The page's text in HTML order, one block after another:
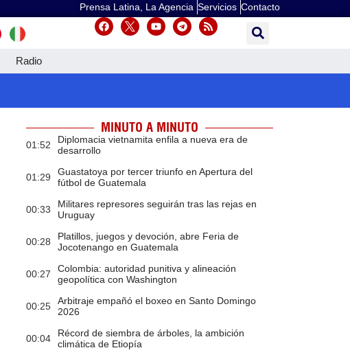
Prensa Latina, La Agencia Servicios Contacto
Radio
MINUTO A MINUTO
01:52
Diplomacia vietnamita enfila a nueva era de
desarrollo
01:29
Guastatoya por tercer triunfo en Apertura del
fútbol de Guatemala
00:33
Militares represores seguirán tras las rejas en
Uruguay
00:28
Platillos, juegos y devoción, abre Feria de
Jocotenango en Guatemala
00:27
Colombia: autoridad punitiva y alineación
geopolítica con Washington
00:25
Arbitraje empañó el boxeo en Santo Domingo
2026
00:04
Récord de siembra de árboles, la ambición
climática de Etiopía